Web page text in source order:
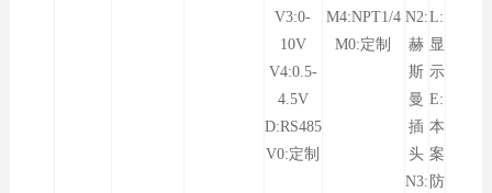
V3:0-
10V
V4:0.5-
4.5V
D:RS485
V0:定制
M4:NPT1/4
M0:定制
N2:
赫
斯
曼
插
头
N3:
L:
显
示
E:
本
案
防